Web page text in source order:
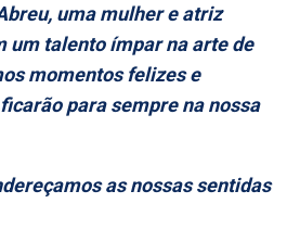
uma mulher e atriz
um talento ímpar na arte de
momentos felizes e
para sempre na nossa
as nossas sentidas